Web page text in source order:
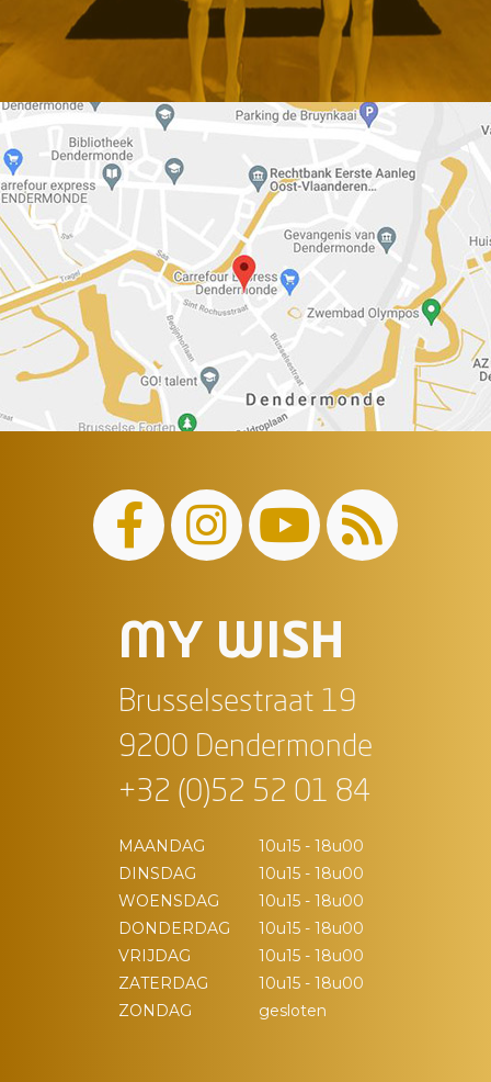
MY WISH
Brusselsestraat 19
9200 Dendermonde
+32 (0)52 52 01 84
MAANDAG
10u15 - 18u00
DINSDAG
10u15 - 18u00
WOENSDAG
10u15 - 18u00
DONDERDAG
10u15 - 18u00
VRIJDAG
10u15 - 18u00
ZATERDAG
10u15 - 18u00
ZONDAG
gesloten